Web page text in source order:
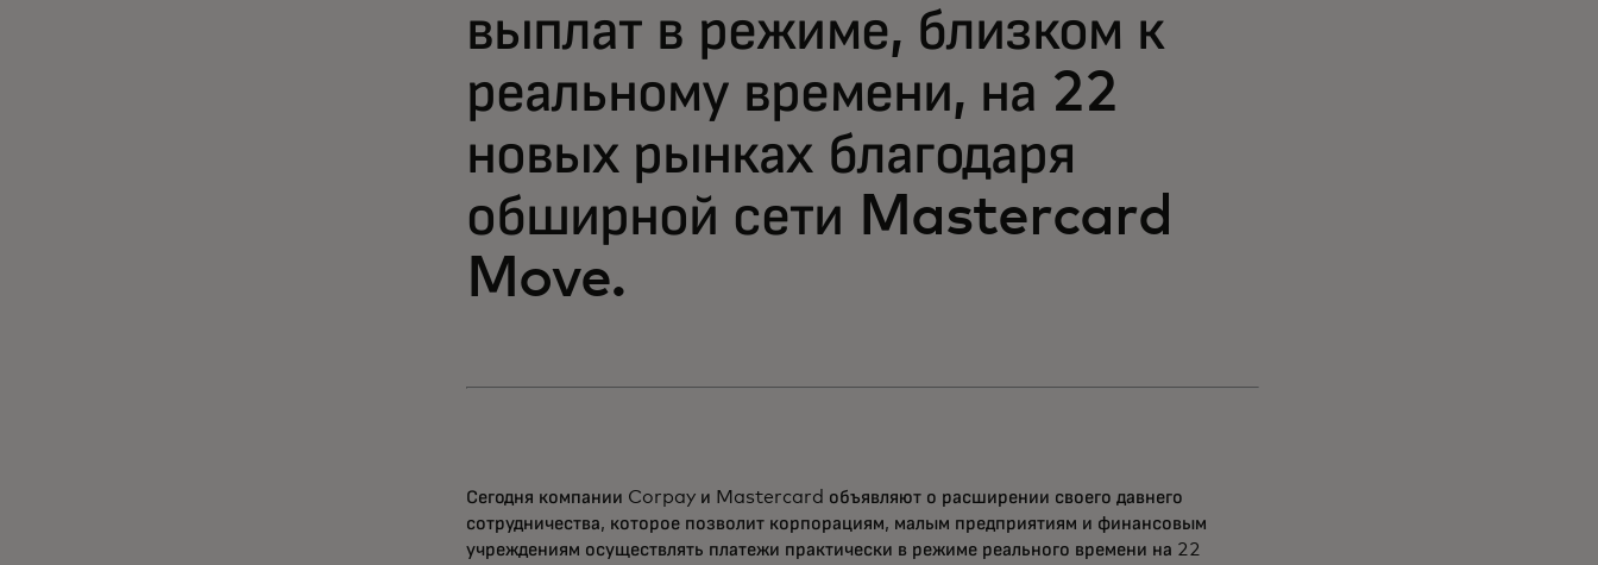
выплат в режиме, близком к
реальному времени, на 22
новых рынках благодаря
обширной сети Mastercard
Move.
Сегодня компании Corpay и Mastercard объявляют о расширении своего давнего
сотрудничества, которое позволит корпорациям, малым предприятиям и финансовым
учреждениям осуществлять платежи практически в режиме реального времени на 22